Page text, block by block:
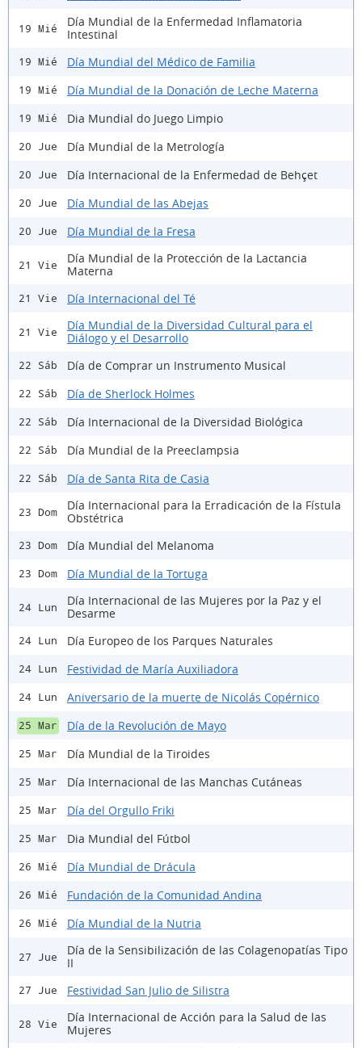
19 Mié
Día Mundial de la Enfermedad Inflamatoria
Intestinal
19 Mié Día Mundial del Médico de Familia
19 Mié Día Mundial de la Donación de Leche Materna
19 Mié Dia Mundial do Juego Limpio
20 Jue Día Mundial de la Metrología
20 Jue Día Internacional de la Enfermedad de Behçet
20 Jue Día Mundial de las Abejas
20 Jue Día Mundial de la Fresa
21 Vie
Día Mundial de la Protección de la Lactancia
Materna
21 Vie Día Internacional del Té
21 Vie
Día Mundial de la Diversidad Cultural para el
Diálogo y el Desarrollo
22 Sáb Día de Comprar un Instrumento Musical
22 Sáb Día de Sherlock Holmes
22 Sáb Día Internacional de la Diversidad Biológica
22 Sáb Día Mundial de la Preeclampsia
22 Sáb Día de Santa Rita de Casia
23 Dom
Día Internacional para la Erradicación de la Fístula
Obstétrica
23 Dom Día Mundial del Melanoma
23 Dom Día Mundial de la Tortuga
24 Lun
Día Internacional de las Mujeres por la Paz y el
Desarme
24 Lun Día Europeo de los Parques Naturales
24 Lun Festividad de María Auxiliadora
24 Lun Aniversario de la muerte de Nicolás Copérnico
25 Mar Día de la Revolución de Mayo
25 Mar Día Mundial de la Tiroides
25 Mar Día Internacional de las Manchas Cutáneas
25 Mar Día del Orgullo Friki
25 Mar Dia Mundial del Fútbol
26 Mié Día Mundial de Drácula
26 Mié Fundación de la Comunidad Andina
26 Mié Día Mundial de la Nutria
27 Jue
Día de la Sensibilización de las Colagenopatías Tipo
II
27 Jue Festividad San Julio de Silistra
28 Vie
Día Internacional de Acción para la Salud de las
Mujeres